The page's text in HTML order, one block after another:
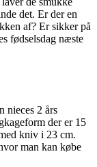
det. Er der en
af? Er sikker på
fødselsdag næste
nieces 2 års
der er 15
kniv i 23 cm.
man kan købe